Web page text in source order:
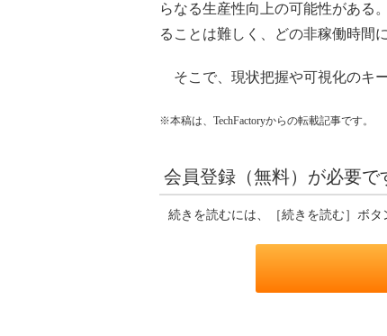
らなる生産性向上の可能性がある
ることは難しく、どの非稼働時間
そこで、現状把握や可視化のキ
※本稿は、TechFactoryからの転載記事です。
会員登録（無料）が必要で
続きを読むには、［続きを読む］ボタ